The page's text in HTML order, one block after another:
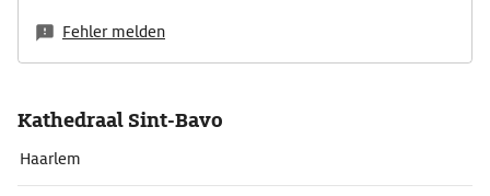
Fehler melden
Kathedraal Sint-Bavo
Haarlem